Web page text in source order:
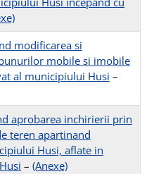
modificarea si
mobile si imobile
al municipiului Husi –
aprobarea inchirierii prin
teren apartinand
Husi, aflate in
– (Anexe)